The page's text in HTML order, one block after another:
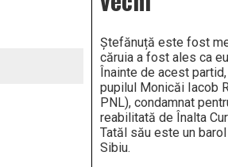
Ștefănuță este fost
căruia a fost ales ca
Înainte de acest
pupilul Monicăi Iacob
PNL), condamnat
reabilitată de Înalta
Tatăl său este un
Sibiu.